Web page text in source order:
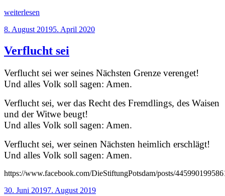
„Wiedereinschalten
Wiederabschalten
Wiedereinschalten“
weiterlesen
Veröffentlicht
8. August 20195. April 2020
Verflucht sei
Verflucht sei wer seines Nächsten Grenze verenget!
Und alles Volk soll sagen: Amen.
Verflucht sei, wer das Recht des Fremdlings, des Waisen
und der Witwe beugt!
Und alles Volk soll sagen: Amen.
Verflucht sei, wer seinen Nächsten heimlich erschlägt!
Und alles Volk soll sagen: Amen.
https://www.facebook.com/DieStiftungPotsdam/posts/
Veröffentlicht
30. Juni 20197. August 2019